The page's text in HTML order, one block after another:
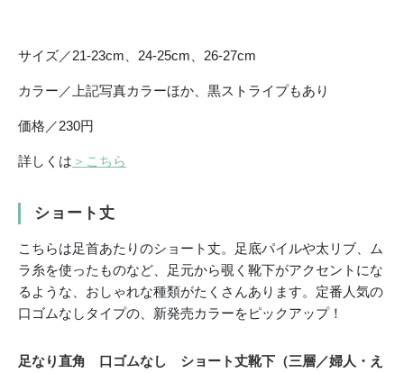
サイズ／21-23cm、24-25cm、26-27cm
カラー／上記写真カラーほか、黒ストライプもあり
価格／230円
詳しくは ＞こちら
ショート丈
こちらは足首あたりのショート丈。足底パイルや太リブ、ム
ラ糸を使ったものなど、足元から覗く靴下がアクセントにな
るような、おしゃれな種類がたくさんあります。定番人気の
口ゴムなしタイプの、新発売カラーをピックアップ！
足なり直角 口ゴムなし ショート丈靴下（三層／婦人・え